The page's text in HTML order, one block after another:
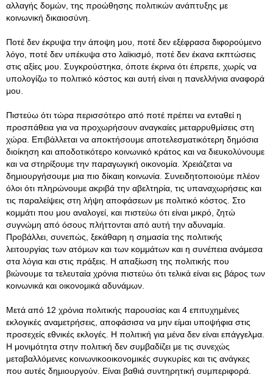
αλλαγής δομών, της προώθησης πολιτικών ανάπτυξης με
κοινωνική δικαιοσύνη.
Ποτέ δεν έκρυψα την άποψη μου, ποτέ δεν εξέφρασα διφορούμενο
λόγο, ποτέ δεν υπέκυψα στο λαϊκισμό, ποτέ δεν έκανα εκπτώσεις
στις αξίες μου. Συγκρούστηκα, όποτε έκρινα ότι έπρεπε, χωρίς να
υπολογίζω το πολιτικό κόστος και αυτή είναι η πανελλήνια αναφορά
μου.
Πιστεύω ότι τώρα περισσότερο από ποτέ πρέπει να ενταθεί η
προσπάθεια για να προχωρήσουν αναγκαίες μεταρρυθμίσεις στη
χώρα. Επιβάλλεται να αποκτήσουμε αποτελεσματικότερη δημόσια
διοίκηση και αποδοτικότερο κοινωνικό κράτος και να διευκολύνουμε
και να στηρίξουμε την παραγωγική οικονομία. Χρειάζεται να
δημιουργήσουμε μια πιο δίκαιη κοινωνία. Συνειδητοποιούμε πλέον
όλοι ότι πληρώνουμε ακριβά την αβελτηρία, τις υπαναχωρήσεις και
τις παραλείψεις στη λήψη αποφάσεων με πολιτικό κόστος. Στο
κομμάτι που μου αναλογεί, και πιστεύω ότι είναι μικρό, ζητώ
συγνώμη από όσους πλήττονται από αυτή την αδυναμία.
Προβάλλει, συνεπώς, ξεκάθαρη η σημασία της πολιτικής
λειτουργίας των ατόμων και των κομμάτων και η συνέπεια ανάμεσα
στα λόγια και στις πράξεις. Η απαξίωση της πολιτικής που
βιώνουμε τα τελευταία χρόνια πιστεύω ότι τελικά είναι εις βάρος των
κοινωνικά και οικονομικά αδυνάμων.
Μετά από 12 χρόνια πολιτικής παρουσίας και 4 επιτυχημένες
εκλογικές αναμετρήσεις, αποφάσισα να μην είμαι υποψήφια στις
προσεχείς εθνικές εκλογές. Η πολιτική για μένα δεν είναι επάγγελμα.
Η μονιμότητα στην πολιτική δεν συμβαδίζει με τις συνεχώς
μεταβαλλόμενες κοινωνικοοικονομικές συγκυρίες και τις ανάγκες
που αυτές δημιουργούν. Είναι βαθιά συντηρητική συμπεριφορά.